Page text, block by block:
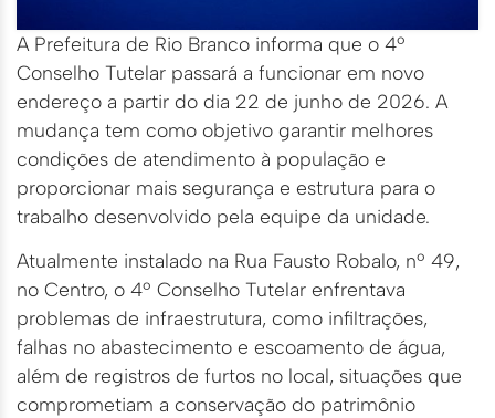
A Prefeitura de Rio Branco informa que o 4º
Conselho Tutelar passará a funcionar em novo
endereço a partir do dia 22 de junho de 2026. A
mudança tem como objetivo garantir melhores
condições de atendimento à população e
proporcionar mais segurança e estrutura para o
trabalho desenvolvido pela equipe da unidade.
Atualmente instalado na Rua Fausto Robalo, nº 49,
no Centro, o 4º Conselho Tutelar enfrentava
problemas de infraestrutura, como infiltrações,
falhas no abastecimento e escoamento de água,
além de registros de furtos no local, situações que
comprometiam a conservação do patrimônio